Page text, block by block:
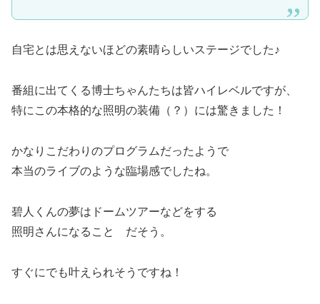
自宅とは思えないほどの素晴らしいステージでした♪
番組に出てくる博士ちゃんたちは皆ハイレベルですが、
特にこの本格的な照明の装備（？）には驚きました！
かなりこだわりのプログラムだったようで
本当のライブのような臨場感でしたね。
碧人くんの夢はドームツアーなどをする
照明さんになること だそう。
すぐにでも叶えられそうですね！